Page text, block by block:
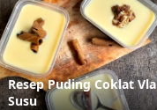
Resep Puding Coklat Vla
Susu